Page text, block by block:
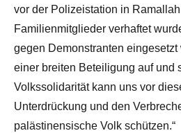
vor der Polizeistation in
Familienmitglieder verhaftet
gegen Demonstranten eingesetzt
einer breiten Beteiligung auf und
Volkssolidarität kann uns vor
Unterdrückung und den
palästinensische Volk schützen.“